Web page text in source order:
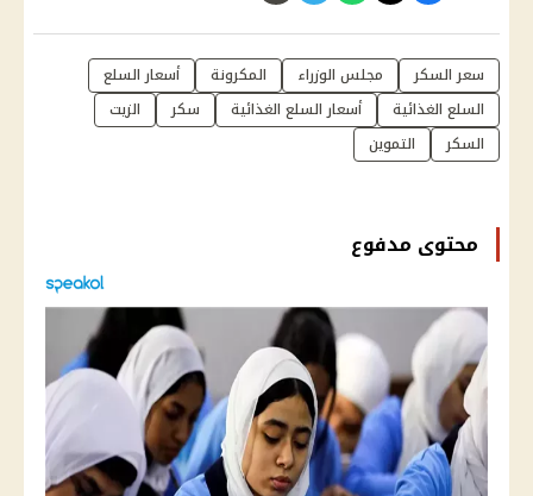
سعر السكر مجلس الوزراء المكرونة
أسعار السلع
السلع الغذائية
أسعار السلع الغذائية سكر
الزيت
السكر
التموين
محتوى مدفوع